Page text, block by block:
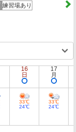
練習場あり
16
日
33℃
24℃
17
月
33℃
24℃